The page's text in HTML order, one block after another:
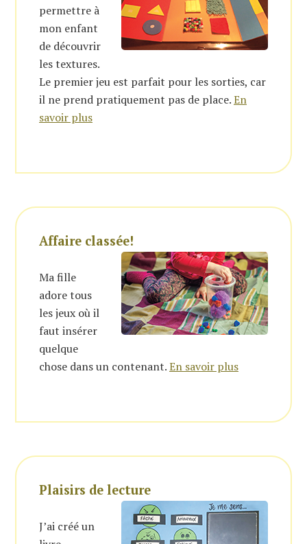
permettre à
mon enfant
de découvrir
les textures.
Le premier jeu est parfait pour les sorties, car
il ne prend pratiquement pas de place.En
savoir plus
Affaire classée!
Ma fille
adore tous
les jeux où il
faut insérer
quelque
chose dans un contenant.En savoir plus
Plaisirs de lecture
J’ai créé un